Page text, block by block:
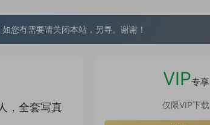
您有需要请关闭本站，另寻。谢谢！
，全套写真
VIP专享
仅限VIP下载